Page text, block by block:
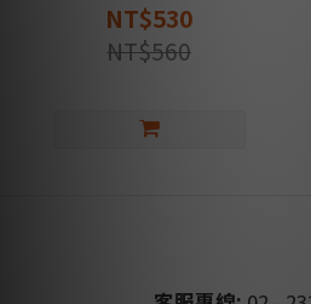
NT$530
NT$560